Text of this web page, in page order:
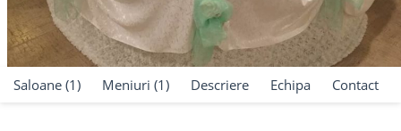
Saloane (1) Meniuri (1) Descriere Echipa Contact